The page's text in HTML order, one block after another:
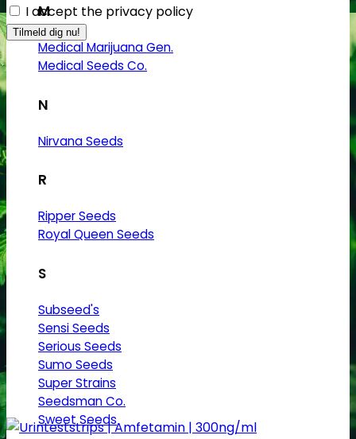
M
Medical Marijuana Gen.
Medical Seeds Co.
N
Nirvana Seeds
R
Ripper Seeds
Royal Queen Seeds
S
Subseed's
Sensi Seeds
Serious Seeds
Sumo Seeds
Super Strains
Seedsman Co.
Sweet Seeds
I accept the privacy policy